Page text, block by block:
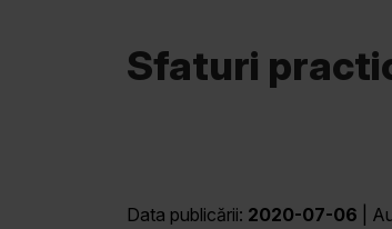
Sfaturi
Data publicării: 2020-07-06 |